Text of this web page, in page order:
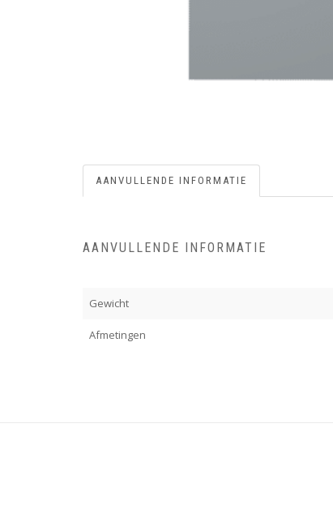
AANVULLENDE INFORMATIE
AANVULLENDE INFORMATIE
Gewicht
Afmetingen